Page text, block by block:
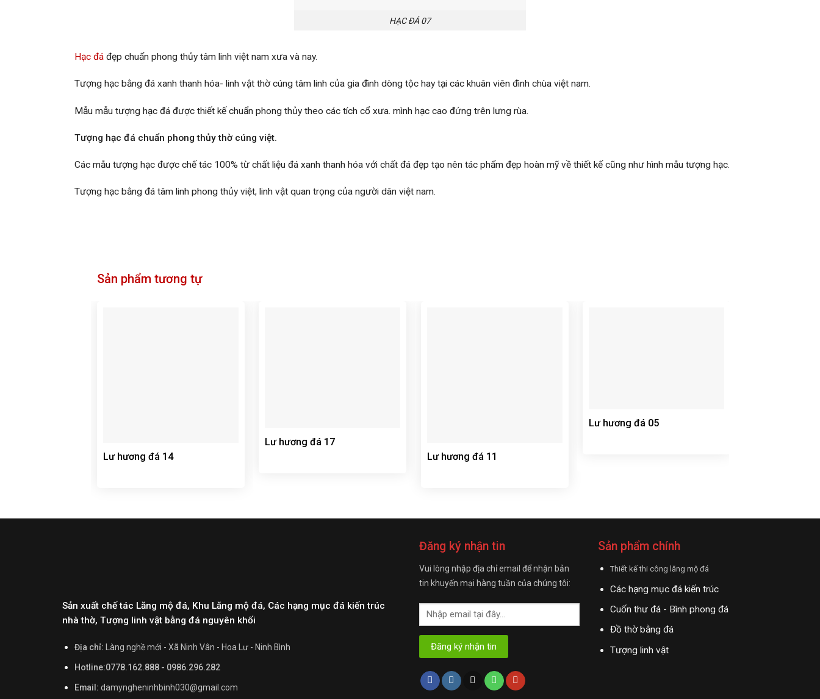
HẠC ĐÁ 07
Hạc đá đẹp chuẩn phong thủy tâm linh việt nam xưa và nay.
Tượng hạc bằng đá xanh thanh hóa- linh vật thờ cúng tâm linh của gia đình dòng tộc hay tại các khuân viên đình chùa việt nam.
Mẫu mẫu tượng hạc đá được thiết kế chuẩn phong thủy theo các tích cổ xưa. mình hạc cao đứng trên lưng rùa.
Tượng hạc đá chuẩn phong thủy thờ cúng việt.
Các mẫu tượng hạc được chế tác 100% từ chất liệu đá xanh thanh hóa với chất đá đẹp tạo nên tác phẩm đẹp hoàn mỹ về thiết kế cũng như hình mẫu tượng hạc.
Tượng hạc bằng đá tâm linh phong thủy việt, linh vật quan trọng của người dân việt nam.
Sản phẩm tương tự
Lư hương đá 14
Lư hương đá 17
Lư hương đá 11
Lư hương đá 05
Sản xuất chế tác Lăng mộ đá, Khu Lăng mộ đá, Các hạng mục đá kiến trúc
nhà thờ, Tượng linh vật bằng đá nguyên khối
Địa chỉ: Làng nghề mới - Xã Ninh Vân - Hoa Lư - Ninh Bình
Hotline:0778.162.888 - 0986.296.282
Email: damyngheninhbinh030@gmail.com
Đăng ký nhận tin
Vui lòng nhập địa chỉ email để nhận bản
tin khuyến mại hàng tuần của chúng tôi:
Sản phẩm chính
Thiết kế thi công lăng mộ đá
Các hạng mục đá kiến trúc
Cuốn thư đá - Bình phong đá
Đồ thờ bằng đá
Tượng linh vật